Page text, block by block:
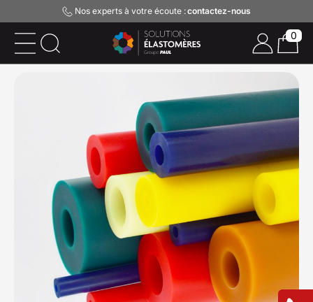
Nos experts à votre écoute :contactez-nous
0